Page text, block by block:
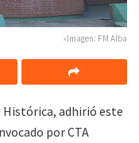
»Imagen: FM Alba
Histórica, adhirió este
por CTA